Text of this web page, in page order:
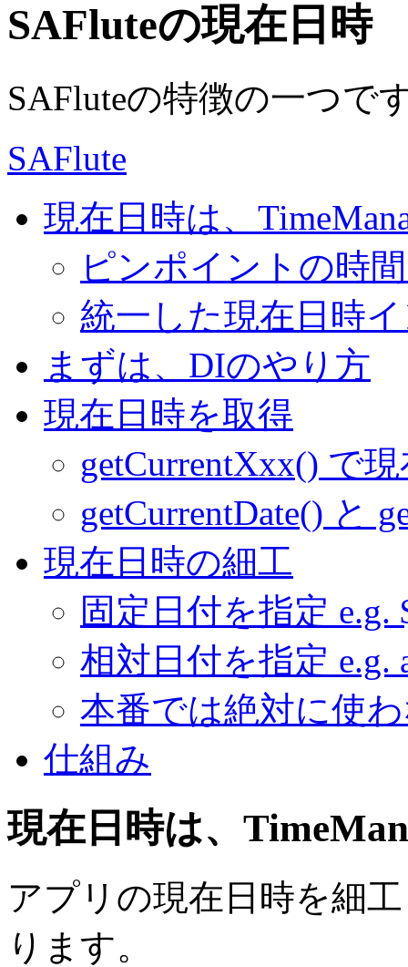
SAFluteの現在日時
SAFluteの特徴の一つで
SAFlute
現在日時は、
ピンポイントの時
統一した現在日時
まずは、DIのやり方
現在日時を取得
getCurrentXxx() で
getCurrentDate() と
現在日時の細工
固定日付を指定 e.g.
相対日付を指定 e.g.
本番では絶対に使
仕組み
現在日時は、
アプリの現在日時を細
ります。